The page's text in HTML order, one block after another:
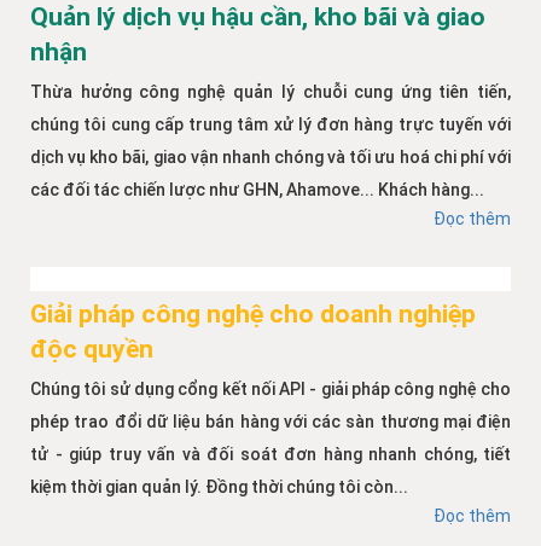
Quản lý dịch vụ hậu cần, kho bãi và giao
nhận
Thừa hưởng công nghệ quản lý chuỗi cung ứng tiên tiến,
chúng tôi cung cấp trung tâm xử lý đơn hàng trực tuyến với
dịch vụ kho bãi, giao vận nhanh chóng và tối ưu hoá chi phí với
các đối tác chiến lược như GHN, Ahamove... Khách hàng...
Đọc thêm
Giải pháp công nghệ cho doanh nghiệp
độc quyền
Chúng tôi sử dụng cổng kết nối API - giải pháp công nghệ cho
phép trao đổi dữ liệu bán hàng với các sàn thương mại điện
tử - giúp truy vấn và đối soát đơn hàng nhanh chóng, tiết
kiệm thời gian quản lý. Đồng thời chúng tôi còn...
Đọc thêm